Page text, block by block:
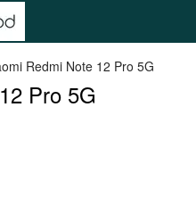
Redmi Note 12 Pro 5G
Pro 5G